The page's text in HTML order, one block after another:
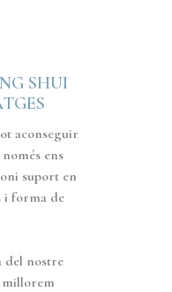
SHUI
aconseguir
ens
suport en
i forma de
del nostre
millorem